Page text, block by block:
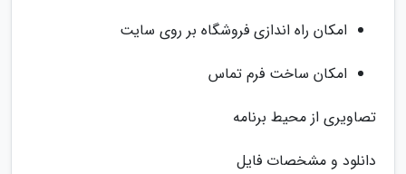
امکان راه اندازی فروشگاه بر روی سایت
امکان ساخت فرم تماس
تصاویری از محیط برنامه
دانلود و مشخصات فایل